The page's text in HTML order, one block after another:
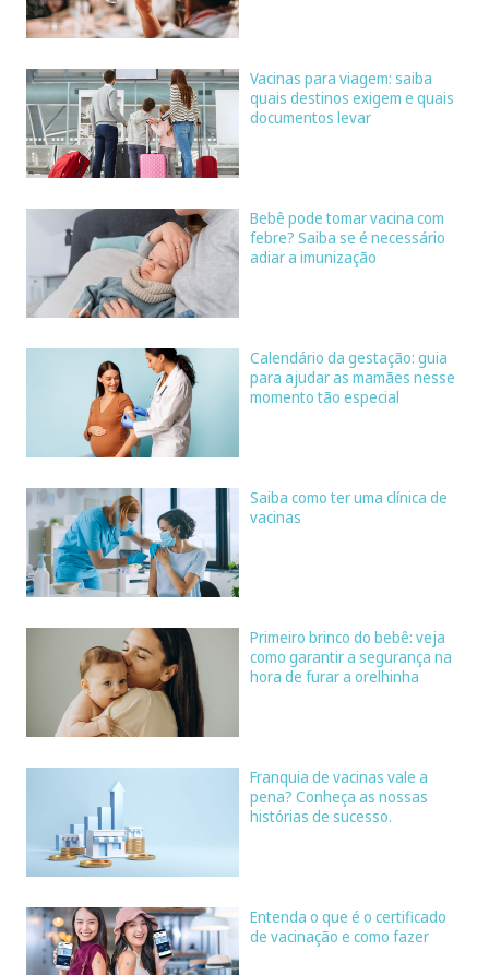
Vacinas para viagem: saiba
quais destinos exigem e quais
documentos levar
Bebê pode tomar vacina com
febre? Saiba se é necessário
adiar a imunização
Calendário da gestação: guia
para ajudar as mamães nesse
momento tão especial
Saiba como ter uma clínica de
vacinas
Primeiro brinco do bebê: veja
como garantir a segurança na
hora de furar a orelhinha
Franquia de vacinas vale a
pena? Conheça as nossas
histórias de sucesso.
Entenda o que é o certificado
de vacinação e como fazer